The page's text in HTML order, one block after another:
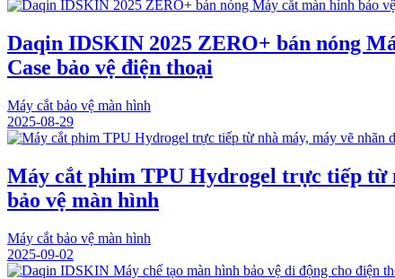
Daqin IDSKIN 2025 ZERO+ bán nóng
Case bảo vệ điện thoại
Máy cắt bảo vệ màn hình
2025-08-29
Máy cắt phim TPU Hydrogel trực tiếp từ
bảo vệ màn hình
Máy cắt bảo vệ màn hình
2025-09-02